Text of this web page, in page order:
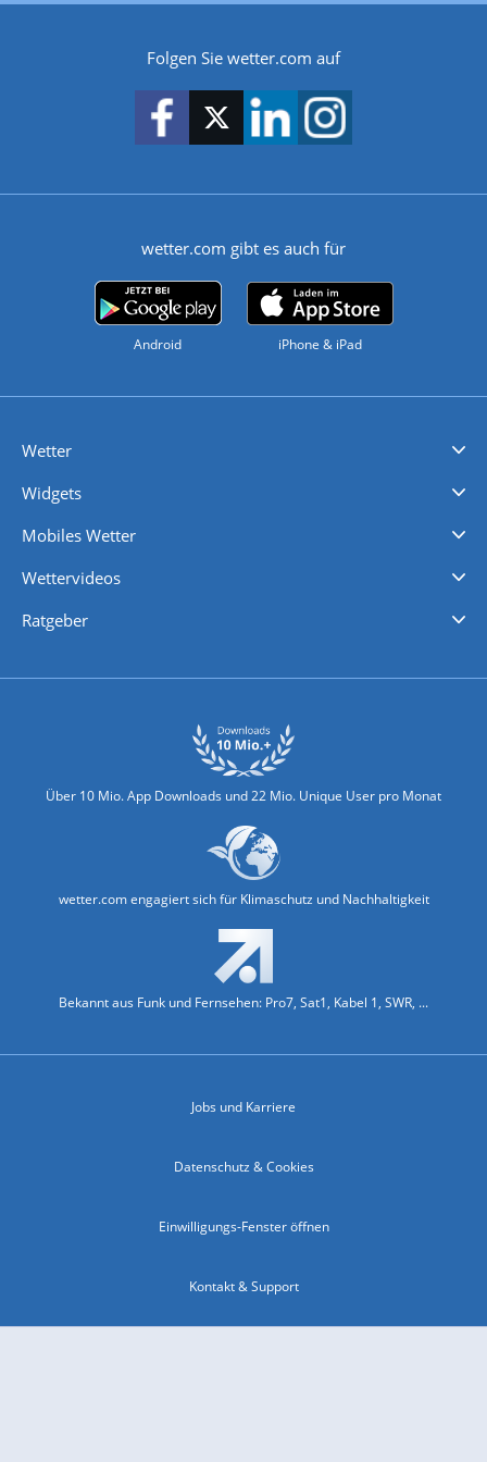
Folgen Sie wetter.com auf
wetter.com gibt es auch für
Android iPhone & iPad
Wetter
Widgets
Mobiles Wetter
Wettervideos
Ratgeber
Über 10 Mio. App Downloads und 22 Mio. Unique User pro Monat
wetter.com engagiert sich für Klimaschutz und Nachhaltigkeit
Bekannt aus Funk und Fernsehen: Pro7, Sat1, Kabel 1, SWR, ...
Jobs und Karriere
Datenschutz & Cookies
Einwilligungs-Fenster öffnen
Kontakt & Support